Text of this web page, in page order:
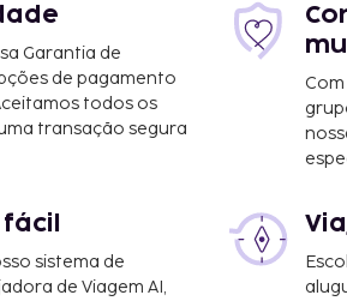
Garantia de
de pagamento
todos os
transação segura
sistema de
de Viagem AI,